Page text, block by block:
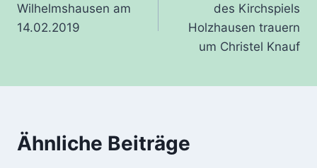
Wilhelmshausen am
14.02.2019
des Kirchspiels
Holzhausen trauern
um Christel Knauf
Ähnliche Beiträge